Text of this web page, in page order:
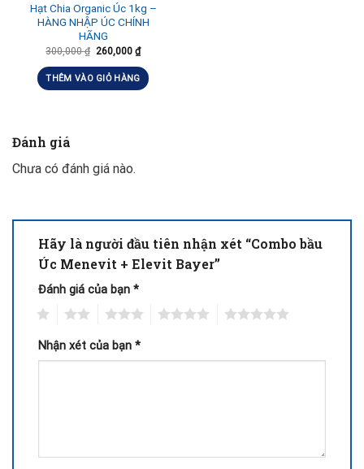
Hạt Chia Organic Úc 1kg –
HÀNG NHẬP ÚC CHÍNH
HÃNG
300,000₫ 260,000 ₫
THÊM VÀO GIỎ HÀNG
Đánh giá
Chưa có đánh giá nào.
Hãy là người đầu tiên nhận xét “Combo bầu
Úc Menevit + Elevit Bayer”
Đánh giá của bạn *
Nhận xét của bạn *